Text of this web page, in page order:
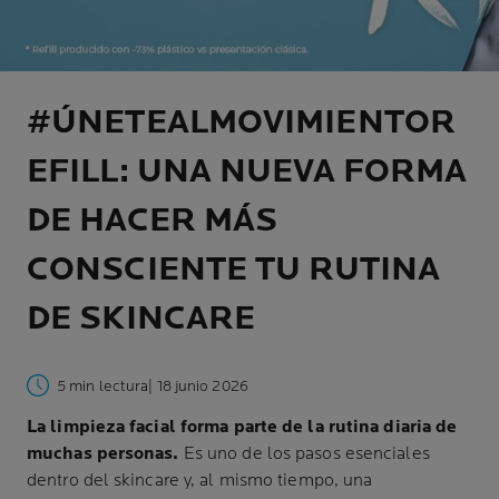
#ÚNETEALMOVIMIENTOR
EFILL: UNA NUEVA FORMA
DE HACER MÁS
CONSCIENTE TU RUTINA
DE SKINCARE
5 min lectura | 18 junio 2026
La limpieza facial forma parte de la rutina diaria de
muchas personas. Es uno de los pasos esenciales
dentro del skincare y, al mismo tiempo, una